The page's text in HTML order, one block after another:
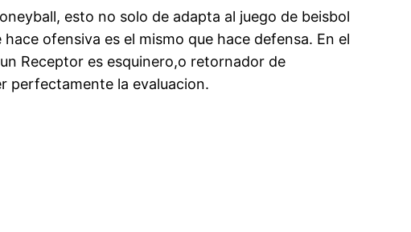
esto no solo de adapta al juego de beisbol
ofensiva es el mismo que hace defensa. En el
Receptor es esquinero,o retornador de
perfectamente la evaluacion.